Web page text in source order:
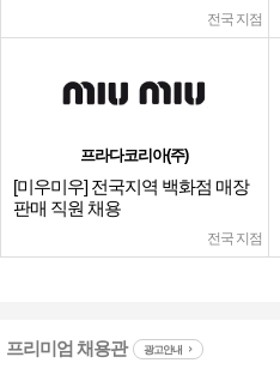
전국 지점
프라다코리아(주)
[미우미우] 전국지역 백화점 매장
판매 직원 채용
전국 지점
프리미엄 채용관 광고안내